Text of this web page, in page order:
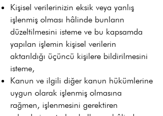
Kişisel verilerinizin eksik veya yanlış
işlenmiş olması hâlinde bunların
düzeltilmesini isteme ve bu kapsamda
yapılan işlemin kişisel verilerin
aktarıldığı üçüncü kişilere bildirilmesini
isteme,
Kanun ve ilgili diğer kanun hükümlerine
uygun olarak işlenmiş olmasına
rağmen, işlenmesini gerektiren